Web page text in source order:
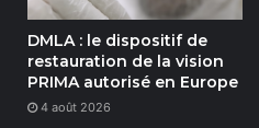
DMLA : le dispositif de
restauration de la vision
PRIMA autorisé en Europe
4 août 2026